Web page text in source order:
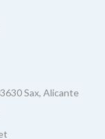
Sax, Alicante